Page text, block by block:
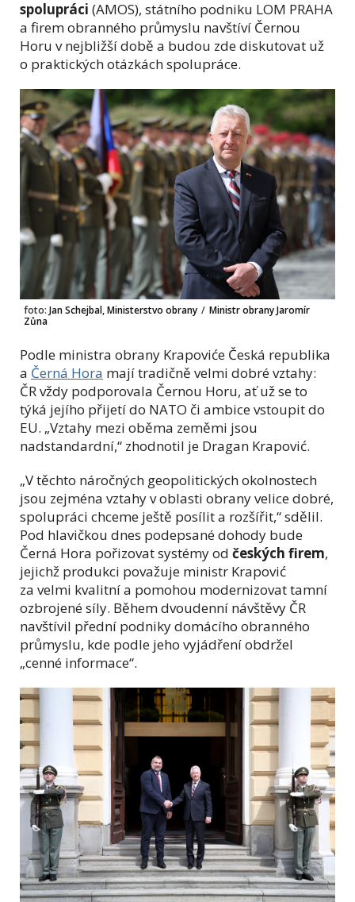
spolupráci (AMOS), státního podniku LOM PRAHA
a firem obranného průmyslu navštíví Černou
Horu v nejbližší době a budou zde diskutovat už
o praktických otázkách spolupráce.
foto: Jan Schejbal, Ministerstvo obrany / Ministr obrany Jaromír
Zůna
Podle ministra obrany Krapoviće Česká republika
a Černá Hora mají tradičně velmi dobré vztahy:
ČR vždy podporovala Černou Horu, ať už se to
týká jejího přijetí do NATO či ambice vstoupit do
EU. „Vztahy mezi oběma zeměmi jsou
nadstandardní,“ zhodnotil je Dragan Krapović.
„V těchto náročných geopolitických okolnostech
jsou zejména vztahy v oblasti obrany velice dobré,
spolupráci chceme ještě posílit a rozšířit,“ sdělil.
Pod hlavičkou dnes podepsané dohody bude
Černá Hora pořizovat systémy od českých firem,
jejichž produkci považuje ministr Krapović
za velmi kvalitní a pomohou modernizovat tamní
ozbrojené síly. Během dvoudenní návštěvy ČR
navštívil přední podniky domácího obranného
průmyslu, kde podle jeho vyjádření obdržel
„cenné informace“.